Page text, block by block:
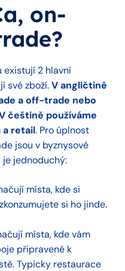
on-
existují 2 hlavní
své zboží.V angličtině
a off-trade nebo
češtině používáme
a retail. Pro úplnost
jsou v byznysové
je jednoduchý:
místa, kde si
si ho jinde.
místa, kde vám
připravené k
Typicky restaurace